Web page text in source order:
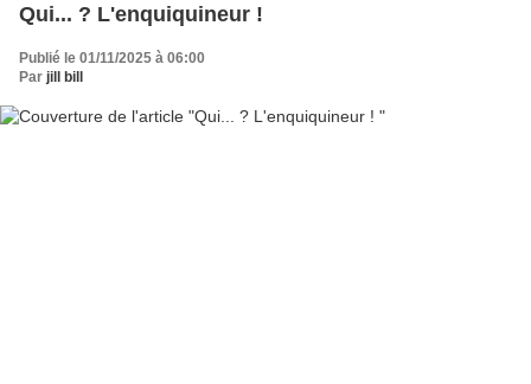
Qui... ? L'enquiquineur !
Publié le 01/11/2025 à 06:00
Par jill bill